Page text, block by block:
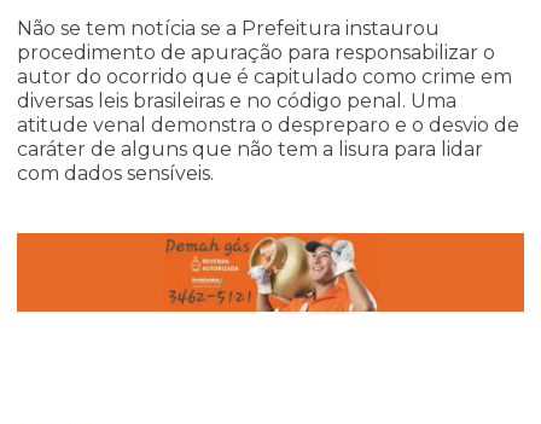
Não se tem notícia se a Prefeitura instaurou
procedimento de apuração para responsabilizar o
autor do ocorrido que é capitulado como crime em
diversas leis brasileiras e no código penal. Uma
atitude venal demonstra o despreparo e o desvio de
caráter de alguns que não tem a lisura para lidar
com dados sensíveis.